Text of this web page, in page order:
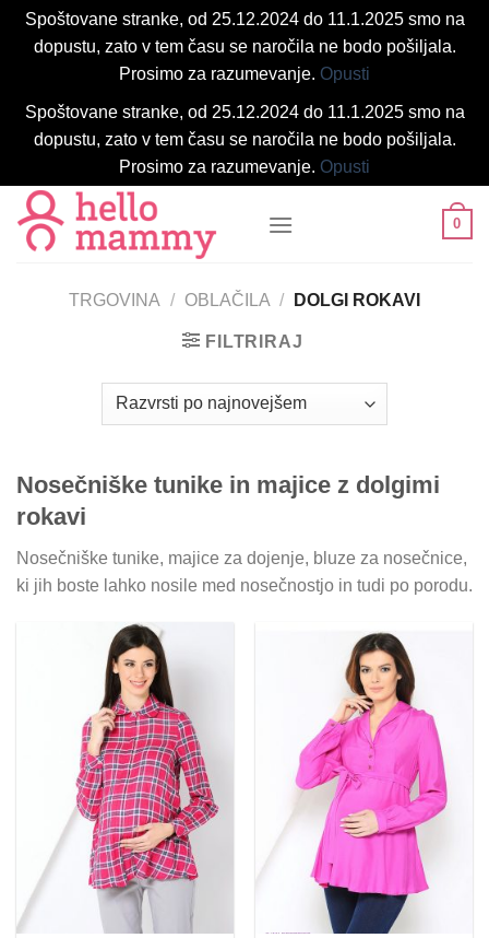
Spoštovane stranke, od 25.12.2024 do 11.1.2025 smo na
dopustu, zato v tem času se naročila ne bodo pošiljala.
Prosimo za razumevanje. Opusti
Spoštovane stranke, od 25.12.2024 do 11.1.2025 smo na
dopustu, zato v tem času se naročila ne bodo pošiljala.
Prosimo za razumevanje. Opusti
Skoči
na
vsebino
0
TRGOVINA / OBLAČILA / DOLGI ROKAVI
FILTRIRAJ
Nosečniške tunike in majice z dolgimi
rokavi
Nosečniške tunike, majice za dojenje, bluze za nosečnice,
ki jih boste lahko nosile med nosečnostjo in tudi po porodu.